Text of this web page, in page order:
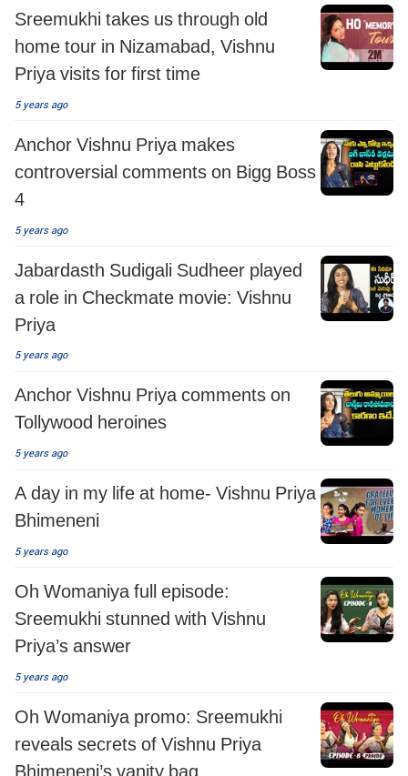
Sreemukhi takes us through old
home tour in Nizamabad, Vishnu
Priya visits for first time
5 years ago
Anchor Vishnu Priya makes
controversial comments on Bigg Boss
4
5 years ago
Jabardasth Sudigali Sudheer played
a role in Checkmate movie: Vishnu
Priya
5 years ago
Anchor Vishnu Priya comments on
Tollywood heroines
5 years ago
A day in my life at home- Vishnu Priya
Bhimeneni
5 years ago
Oh Womaniya full episode:
Sreemukhi stunned with Vishnu
Priya’s answer
5 years ago
Oh Womaniya promo: Sreemukhi
reveals secrets of Vishnu Priya